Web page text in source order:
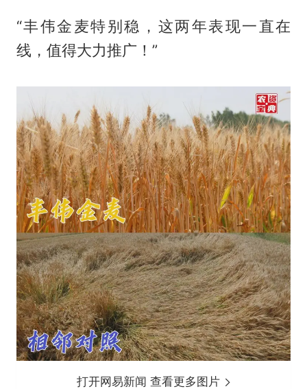
“丰伟金麦特别稳，这两年表现一直在
线，值得大力推广！”
打开网易新闻 查看更多图片